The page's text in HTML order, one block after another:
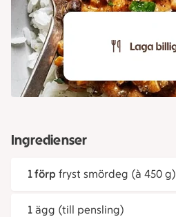
Ingredienser
1 förp fryst smördeg (à 450 g)
1 ägg (till pensling)